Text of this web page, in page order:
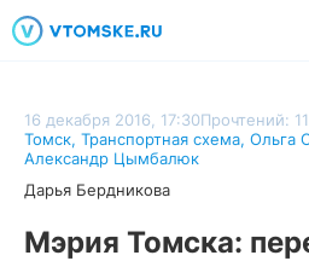
16 декабря 2016, 17:30Прочтений:
Томск, Транспортная схема, Ольга
Александр Цымбалюк
Дарья Бердникова
Мэрия Томска: